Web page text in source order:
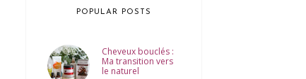
POPULAR POSTS
Cheveux bouclés :
Ma transition vers
le naturel